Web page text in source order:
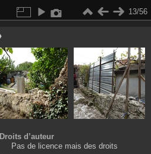
13/56
Droits d’auteur
Pas de licence mais des droits